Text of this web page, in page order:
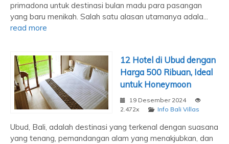
primadona untuk destinasi bulan madu para pasangan
yang baru menikah. Salah satu alasan utamanya adala...
read more
12 Hotel di Ubud dengan
Harga 500 Ribuan, Ideal
untuk Honeymoon
19 Desember 2024
2.472x
Info Bali Villas
Ubud, Bali, adalah destinasi yang terkenal dengan suasana
yang tenang, pemandangan alam yang menakjubkan, dan